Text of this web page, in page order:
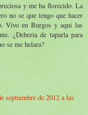
y me ha florecido. La
no se que tengo que hacer
Vivo en Burgos y aqui las
¿Deberia de taparla para
se me helara?
septiembre de 2012 a las